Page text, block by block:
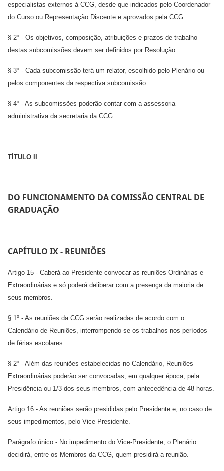
especialistas externos à CCG, desde que indicados pelo Coordenador
do Curso ou Representação Discente e aprovados pela CCG
§ 2º - Os objetivos, composição, atribuições e prazos de trabalho
destas subcomissões devem ser definidos por Resolução.
§ 3º - Cada subcomissão terá um relator, escolhido pelo Plenário ou
pelos componentes da respectiva subcomissão.
§ 4º - As subcomissões poderão contar com a assessoria
administrativa da secretaria da CCG
TÍTULO II
DO FUNCIONAMENTO DA COMISSÃO CENTRAL DE
GRADUAÇÃO
CAPÍTULO IX - REUNIÕES
Artigo 15 - Caberá ao Presidente convocar as reuniões Ordinárias e
Extraordinárias e só poderá deliberar com a presença da maioria de
seus membros.
§ 1º - As reuniões da CCG serão realizadas de acordo com o
Calendário de Reuniões, interrompendo-se os trabalhos nos períodos
de férias escolares.
§ 2º - Além das reuniões estabelecidas no Calendário, Reuniões
Extraordinárias poderão ser convocadas, em qualquer época, pela
Presidência ou 1/3 dos seus membros, com antecedência de 48 horas.
Artigo 16 - As reuniões serão presididas pelo Presidente e, no caso de
seus impedimentos, pelo Vice-Presidente.
Parágrafo único - No impedimento do Vice-Presidente, o Plenário
decidirá, entre os Membros da CCG, quem presidirá a reunião.